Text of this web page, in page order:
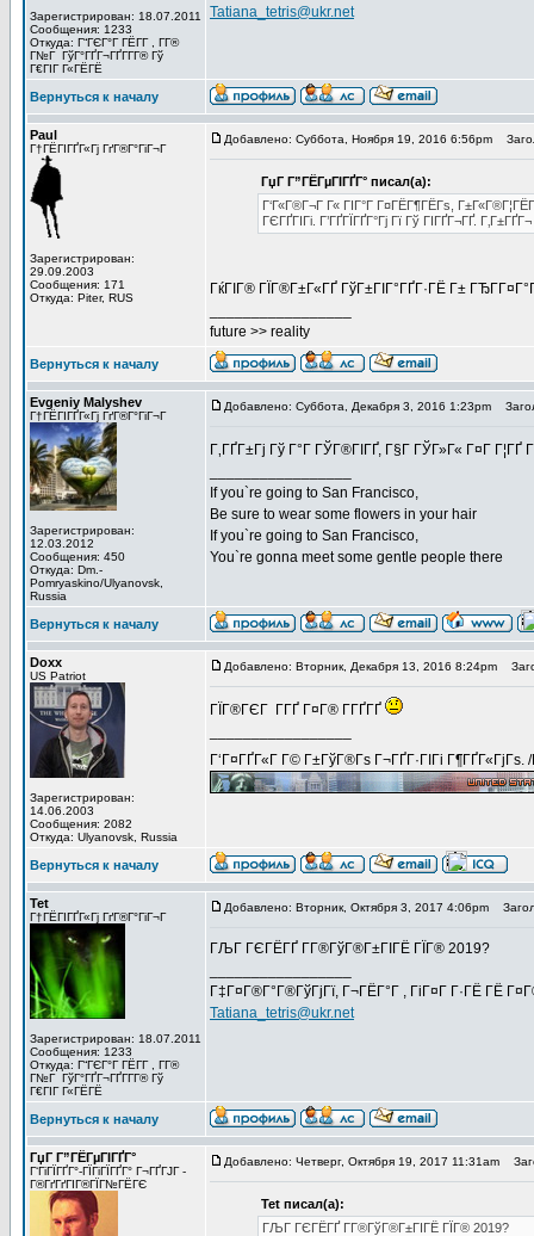
Зарегистрирован: 18.07.2011
Сообщения: 1233
Откуда: Г“ГЄГ°Г ГЁГ­Г , Г­Г®
Г№Г ГўГ°ГҐГ¬ГҐГ­Г­Г® Гў
Г€ГІГ Г«ГЁГЁ
Tatiana_tetris@ukr.net
Вернуться к началу
Paul
Г†ГЁГІГҐГ«Гј ГґГ®Г°ГіГ¬Г
Зарегистрирован:
29.09.2003
Сообщения: 171
Откуда: Piter, RUS
Добавлено: Суббота, Ноября 19, 2016 6:56pm
ГџГ­ Г”ГЁГµГІГҐГ° писал(а):
Г‘Г«Г®Г¬Г Г« ГІГ°Г Г¤ГЁГ¶ГЁГѕ,
ГЄГҐГІГі. Г’ГҐГЇГҐГ°Гј Гї Гў ГІГҐГ¬ГҐ.
ГќГІГ® ГЇГ®Г±Г«ГҐ ГўГ±ГІГ°ГҐГ·ГЁ Г±
future >> reality
Вернуться к началу
Evgeniy Malyshev
Г†ГЁГІГҐГ«Гј ГґГ®Г°ГіГ¬Г
Зарегистрирован:
12.03.2012
Сообщения: 450
Откуда: Dm.-
Pomryaskino/Ulyanovsk,
Russia
Добавлено: Суббота, Декабря 3, 2016 1:23pm
Г‚ГҐГ±Гј Гў Г°Г ГЎГ®ГІГҐ, Г§Г ГЎГ»Г« Г¤Г Г¦ГҐ
If you`re going to San Francisco,
Be sure to wear some flowers in your hair
If you`re going to San Francisco,
You`re gonna meet some gentle people there
Вернуться к началу
Doxx
US Patriot
Зарегистрирован:
14.06.2003
Сообщения: 2082
Откуда: Ulyanovsk, Russia
Добавлено: Вторник, Декабря 13, 2016 8:24pm
ГЇГ®ГЄГ Г­ГҐ Г¤Г® Г­ГҐГҐ
Г‘Г¤ГҐГ«Г Г© Г±ГўГ®Гѕ Г¬ГҐГ·ГІГі Г¶ГҐГ«ГјГѕ.
Вернуться к началу
Tet
Г†ГЁГІГҐГ«Гј ГґГ®Г°ГіГ¬Г
Зарегистрирован: 18.07.2011
Сообщения: 1233
Откуда: Г“ГЄГ°Г ГЁГ­Г , Г­Г®
Г№Г ГўГ°ГҐГ¬ГҐГ­Г­Г® Гў
Г€ГІГ Г«ГЁГЁ
Добавлено: Вторник, Октября 3, 2017 4:06pm
ГЉГ ГЄГЁГҐ Г­Г®ГўГ®Г±ГІГЁ ГЇГ® 2019?
Г‡Г¤Г®Г°Г®ГўГјГї, Г¬ГЁГ°Г , ГіГ¤Г Г·ГЁ ГЁ
Tatiana_tetris@ukr.net
Вернуться к началу
ГџГ­ Г”ГЁГµГІГҐГ°
Г‘ГіГЇГҐГ°-ГЇГіГЇГҐГ° Г¬ГҐГЈГ -
Г®ГґГґГІГ®ГЇГ№ГЁГЄ
Добавлено: Четверг, Октября 19, 2017 11:31am
Tet писал(а):
ГЉГ ГЄГЁГҐ Г­Г®ГўГ®Г±ГІГЁ ГЇГ® 2019?